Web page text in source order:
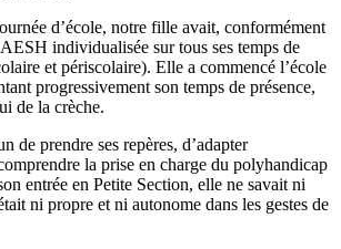
d’école, notre fille avait, conformément
individualisée sur tous ses temps de
et périscolaire). Elle a commencé l’école
progressivement son temps de présence,
de la crèche.
de prendre ses repères, d’adapter
la prise en charge du polyhandicap
entrée en Petite Section, elle ne savait ni
ni propre et ni autonome dans les gestes de